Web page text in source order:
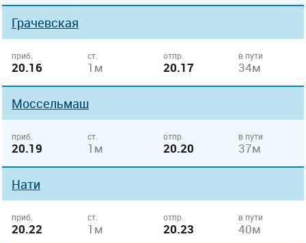
Грачевская
приб.
20.16
ст.
1м
отпр.
20.17
в пути
34м
Моссельмаш
приб.
20.19
ст.
1м
отпр.
20.20
в пути
37м
Нати
приб.
20.22
ст.
1м
отпр.
20.23
в пути
40м